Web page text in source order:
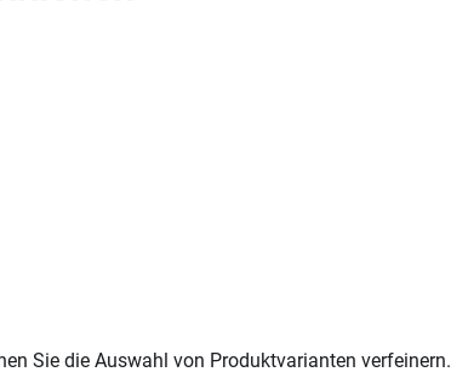
Sie die Auswahl von Produktvarianten verfeinern.